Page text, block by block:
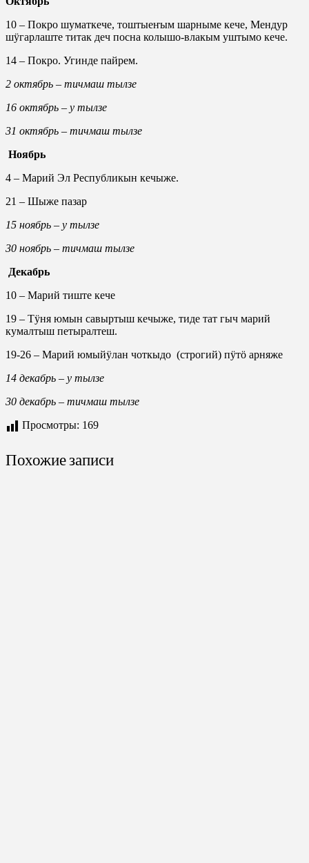
10 – Покро шуматкече, тоштыеҥым шарныме кече, Мендур
шӱгарлаште титак деч посна колышо-влакым уштымо кече.
14 – Покро. Угинде пайрем.
2 октябрь – тичмаш тылзе
16 октябрь – у тылзе
31 октябрь – тичмаш тылзе
Ноябрь
4 – Марий Эл Республикын кечыже.
21 – Шыже пазар
15 ноябрь – у тылзе
30 ноябрь – тичмаш тылзе
Декабрь
10 – Марий тиште кече
19 – Тӱня юмын савыртыш кечыже, тиде тат гыч марий
кумалтыш петыралтеш.
19-26 – Марий юмыйӱлан чоткыдо (строгий) пӱтӧ арняже
14 декабрь – у тылзе
30 декабрь – тичмаш тылзе
Просмотры: 169
Похожие записи